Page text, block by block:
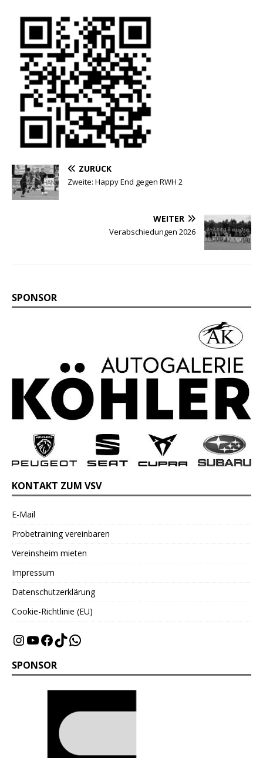
ZURÜCK
Zweite: Happy End gegen RWH 2
WEITER
Verabschiedungen 2026
SPONSOR
KONTAKT ZUM VSV
E-Mail
Probetraining vereinbaren
Vereinsheim mieten
Impressum
Datenschutzerklärung
Cookie-Richtlinie (EU)
SPONSOR